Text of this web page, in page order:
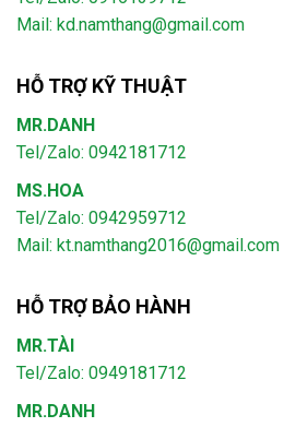
Mail: kd.namthang@gmail.com
HỖ TRỢ KỸ THUẬT
MR.DANH
Tel/Zalo: 0942181712
MS.HOA
Tel/Zalo: 0942959712
Mail: kt.namthang2016@gmail.com
HỖ TRỢ BẢO HÀNH
MR.TÀI
Tel/Zalo: 0949181712
MR.DANH